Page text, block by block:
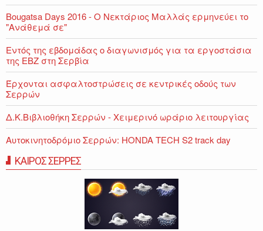
Bougatsa Days 2016 - Ο Νεκτάριος Μαλλάς ερμηνεύει το
"Ανάθεμά σε"
Εντός της εβδομάδας ο διαγωνισμός για τα εργοστάσια
της ΕΒΖ στη Σερβία
Έρχονται ασφαλτοστρώσεις σε κεντρικές οδούς των
Σερρών
Δ.Κ.Βιβλιοθήκη Σερρών - Χειμερινό ωράριο λειτουργίας
Αυτοκινητοδρόμιο Σερρών: HONDA TECH S2 track day
ΚΑΙΡΟΣ ΣΕΡΡΕΣ